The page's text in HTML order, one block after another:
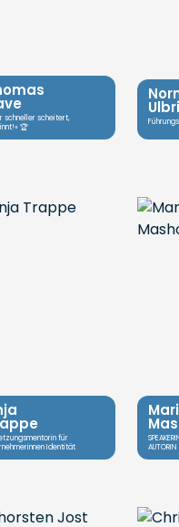
schneller scheitert,
🏆
für
Identität
AUTORIN